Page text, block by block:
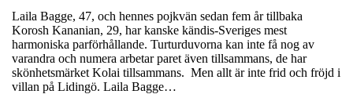
Laila Bagge, 47, och hennes pojkvän sedan fem år tillbaka
Korosh Kananian, 29, har kanske kändis-Sveriges mest
harmoniska parförhållande. Turturduvorna kan inte få nog av
varandra och numera arbetar paret även tillsammans, de har
skönhetsmärket Kolai tillsammans. Men allt är inte frid och fröjd i
villan på Lidingö. Laila Bagge…